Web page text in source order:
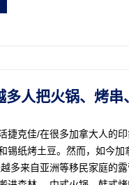
多人把火锅、烤
捷克佳/在很多加拿大人的印
锡纸烤土豆。然而，如今加
多来自亚洲等移民家庭的